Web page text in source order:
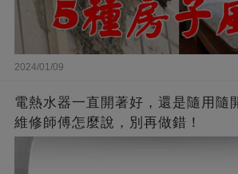
2024/01/09
電熱水器一直開著好，還是隨用隨
維修師傅怎麼說，別再做錯！